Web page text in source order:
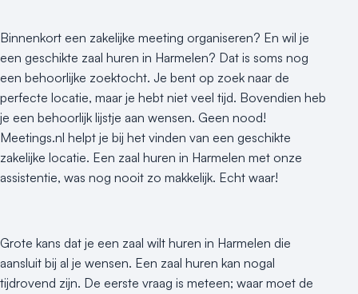
Binnenkort een zakelijke meeting organiseren? En wil je
een geschikte zaal huren in Harmelen? Dat is soms nog
een behoorlijke zoektocht. Je bent op zoek naar de
perfecte locatie, maar je hebt niet veel tijd. Bovendien heb
je een behoorlijk lijstje aan wensen. Geen nood!
Meetings.nl helpt je bij het vinden van een geschikte
zakelijke locatie. Een zaal huren in Harmelen met onze
assistentie, was nog nooit zo makkelijk. Echt waar!
Grote kans dat je een zaal wilt huren in Harmelen die
aansluit bij al je wensen. Een zaal huren kan nogal
tijdrovend zijn. De eerste vraag is meteen; waar moet de